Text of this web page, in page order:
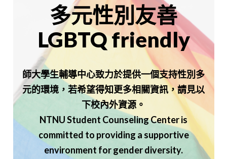
多元性別友善
LGBTQ friendly
師大學生輔導中心致力於提供一個支持性別多
元的環境，若希望得知更多相關資訊，請見以
下校內外資源。
NTNU Student Counseling Center is
committed to providing a supportive
environment for gender diversity.